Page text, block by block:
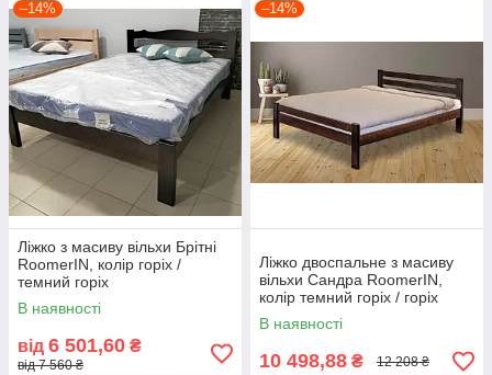
–14%
Ліжко з масиву вільхи Брітні
RoomerIN, колір горіх /
темний горіх
В наявності
від 6 501,60 ₴
від 7 560 ₴
–14%
Ліжко двоспальне з масиву
вільхи Сандра RoomerIN,
колір темний горіх / горіх
В наявності
10 498,88 ₴ 12 208 ₴